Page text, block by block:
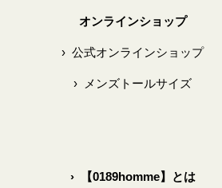
オンラインショップ
› 公式オンラインショップ
› メンズトールサイズ
›【0189homme】とは